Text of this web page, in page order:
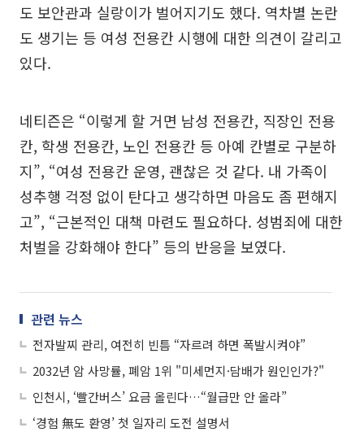
도 보안관과 실랑이가 벌어지기도 했다. 역차별 논란
도 생기는 등 여성 전용칸 시행에 대한 의견이 갈리고
있다.
네티즌은 “이렇게 할 거면 남성 전용칸, 직장인 전용
칸, 학생 전용칸, 노인 전용칸 등 아예 칸별로 구분하
지”, “여성 전용칸 운영, 괜찮은 것 같다. 내 가족이
성추행 걱정 없이 탄다고 생각하면 마음도 좀 편해지
고”, “근본적인 대책 마련도 필요하다. 성범죄에 대한
처벌을 강화해야 한다” 등의 반응을 보였다.
관련 뉴스
전자발찌 관리, 여전히 빈틈 “자르려 하면 폭발시켜야”
2032년 암 사망률, 폐암 1위 "미세먼지·담배가 원인인가?"
인천시, ‘빨간버스’ 요금 올린다…“월급만 안 올라”
‘경험 無도 환영’ 첫 일자리 도전 설명서